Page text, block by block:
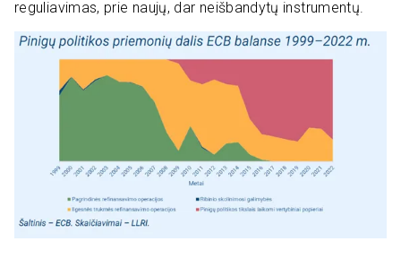
reguliavimas, prie naujų, dar neišbandytų instrumentų.